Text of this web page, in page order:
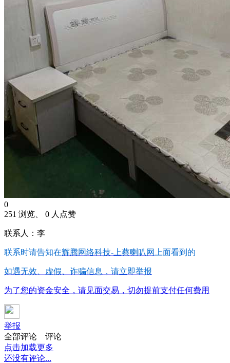
0
251 浏览、 0 人点赞
联系人：李
联系时请告知在辉腾网络科技-上蔡喇叭网 上面看到的
如遇无效、虚假、诈骗信息，请立即举报
为了您的资金安全，请见面交易，切勿提前支付任何费用
举报
全部评论
评论
点击加载更多
还没有评论...